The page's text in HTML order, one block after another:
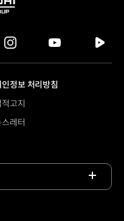
instagram
tv
정보 처리방침
적고지
스레터